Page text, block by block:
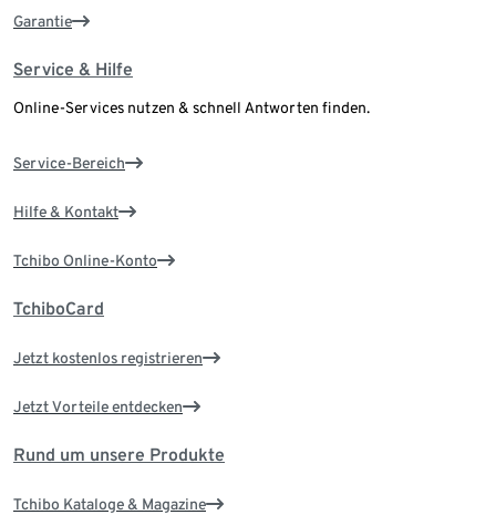
Garantie
Service & Hilfe
Online-Services nutzen & schnell Antworten finden.
Service-Bereich
Hilfe & Kontakt
Tchibo Online-Konto
TchiboCard
Jetzt kostenlos registrieren
Jetzt Vorteile entdecken
Rund um unsere Produkte
Tchibo Kataloge & Magazine